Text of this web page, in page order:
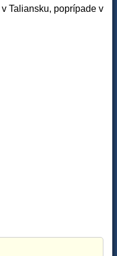
Taliansku, poprípade v